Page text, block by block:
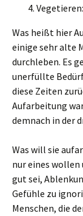
Was heißt hier
einige sehr alte
durchleben. Es
unerfüllte
diese Zeiten
Aufarbeitung
demnach in der
Was will sie
nur eines
gut sei,
Gefühle zu
Menschen, die